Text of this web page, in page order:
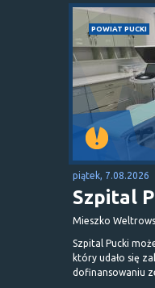
POWIAT PUCKI
piątek, 7.08.2026
Szpital
Mieszko
Szpital Pucki
który udało się
dofinansowaniu